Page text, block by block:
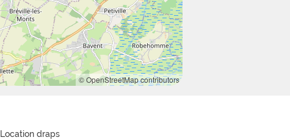
© OpenStreetMap contributors
Location draps